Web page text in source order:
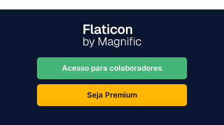
Acesso para colaboradores
Seja Premium